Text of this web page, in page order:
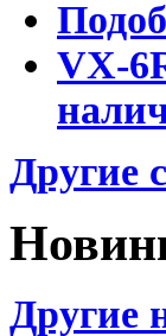
VX-
Другие
Другие